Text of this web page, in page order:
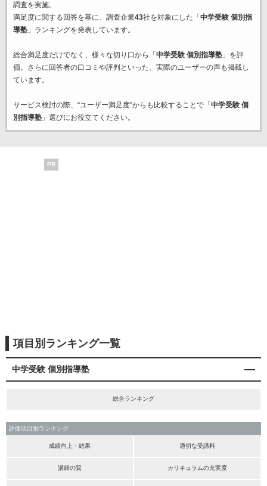
調査を実施。
満足度に関する回答を基に、調査企業43社を対象にした「 中学受験 個別指
導塾」ランキングを発表しています。
総合満足度だけでなく、様々な切り口から「 中学受験 個別指導塾」を評
価。さらに回答者の口コミや評判といった、実際のユーザーの声も掲載し
ています。
サービス検討の際、“ユーザー満足度”からも比較することで「 中学受験 個
別指導塾」選びにお役立てください。
PR
項目別ランキング一覧
中学受験 個別指導塾
総合ランキング
評価項目別ランキング
成績向上・結果 適切な受講料
講師の質 カリキュラムの充実度